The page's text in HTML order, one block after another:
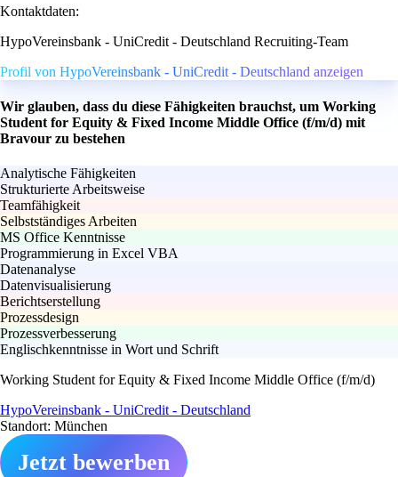
Kontaktdaten:
HypoVereinsbank - UniCredit - Deutschland Recruiting-Team
Profil von HypoVereinsbank - UniCredit - Deutschland anzeigen
Wir glauben, dass du diese Fähigkeiten brauchst, um Working
Student for Equity & Fixed Income Middle Office (f/m/d) mit
Bravour zu bestehen
Analytische Fähigkeiten
Strukturierte Arbeitsweise
Teamfähigkeit
Selbstständiges Arbeiten
MS Office Kenntnisse
Programmierung in Excel VBA
Datenanalyse
Datenvisualisierung
Berichtserstellung
Prozessdesign
Prozessverbesserung
Englischkenntnisse in Wort und Schrift
Working Student for Equity & Fixed Income Middle Office (f/m/d)
HypoVereinsbank - UniCredit - Deutschland
Standort: München
Jetzt bewerben